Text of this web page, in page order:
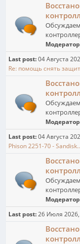
Last post:04 Августа
Re: помощь снять
Last post:04 Августа
Phison 2251-70 -
Last post:26 Июля 2026,